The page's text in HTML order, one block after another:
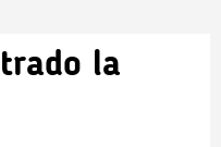
la